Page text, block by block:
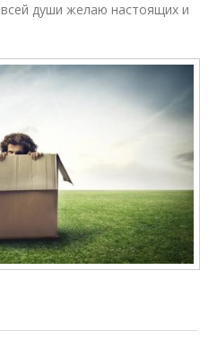
души желаю настоящих и